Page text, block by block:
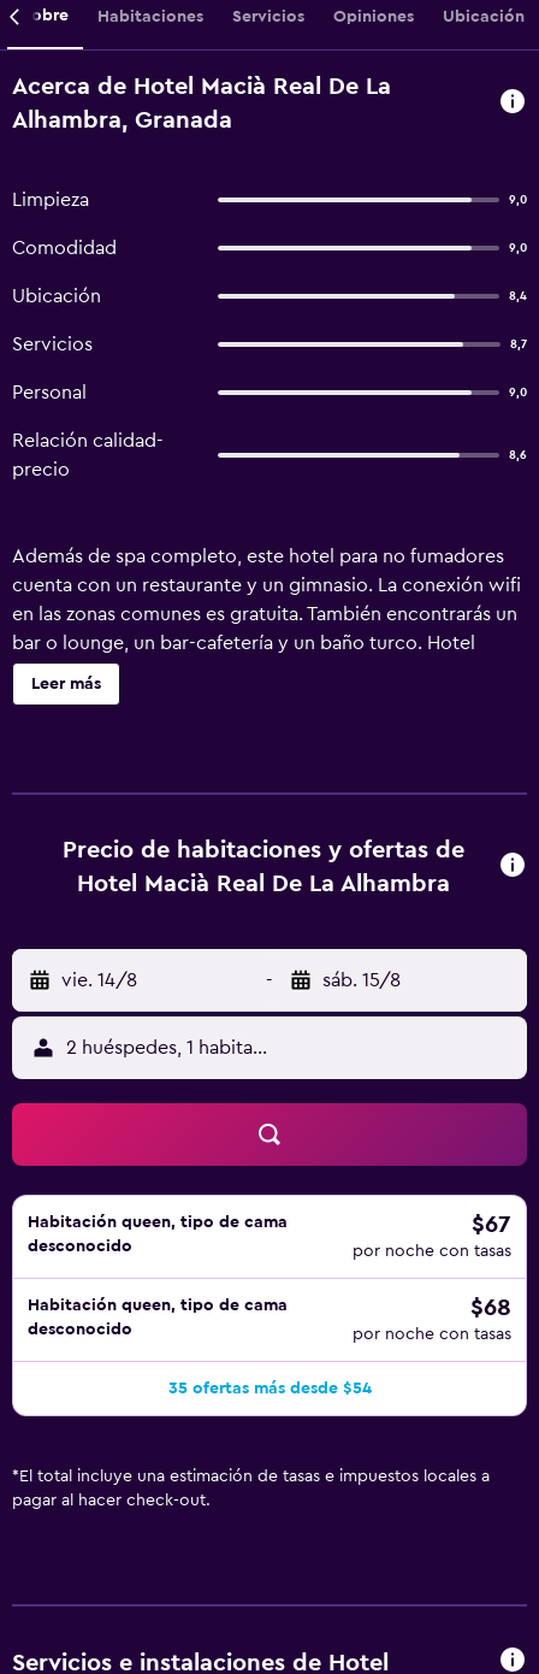
Sobre Habitaciones Servicios Opiniones Ubicación
Acerca de Hotel Macià Real De La
Alhambra, Granada
Limpieza 9,0
Comodidad 9,0
Ubicación 8,4
Servicios 8,7
Personal 9,0
Relación calidad-
precio
8,6
Además de spa completo, este hotel para no fumadores
cuenta con un restaurante y un gimnasio. La conexión wifi
en las zonas comunes es gratuita. También encontrarás un
bar o lounge, un bar-cafetería y un baño turco. Hotel
Macià Real de La Alhambra ofrece 185 alojamientos con
aire acondicionado, minibar y caja fuerte. Se ofrece una
gratis. Los servicios para las personas de negocios
incluyen escritorio y teléfono. Se ofrece servicio de
gimnasio y piscina al aire libre de temporada.
Leer más
Precio de habitaciones y ofertas de
Hotel Macià Real De La Alhambra
vie. 14/8 - sáb. 15/8
2 huéspedes, 1 habitación
Habitación queen, tipo de cama
desconocido
$67
por noche con tasas
Habitación queen, tipo de cama
desconocido
$68
por noche con tasas
35 ofertas más desde $54
* El total incluye una estimación de tasas e impuestos locales a
pagar al hacer check-out.
Servicios e instalaciones de Hotel